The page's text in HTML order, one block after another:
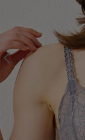
マタニティ
サイズからブラ
A65